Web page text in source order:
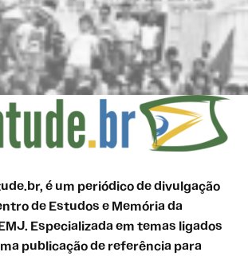
é um periódico de divulgação
de Estudos e Memória da
Especializada em temas ligados
publicação de referência para